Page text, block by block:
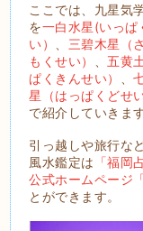
ここでは、九星気
を一白水星(いっぱ
い）
三碧木星（
もくせい）
、五黄
ぱくきんせい）
、
星（はっぱくどせい
で紹介していきます
引っ越しや旅行な
風水鑑定は 「福
公式ホームページ
とができます。